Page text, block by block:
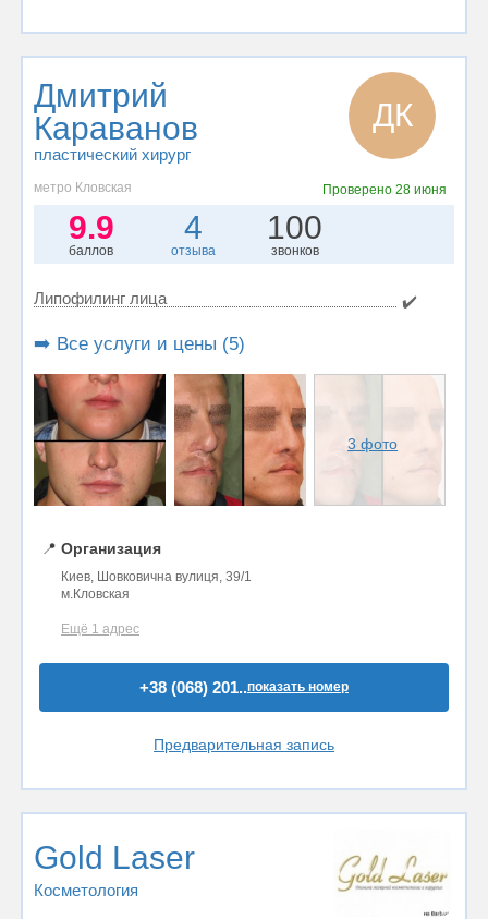
Дмитрий
Караванов
пластический хирург
ДК
метро Кловская Проверено 28 июня
9.9
баллов
4
отзыва
100
звонков
Липофилинг лица ✔️
➡️ Все услуги и цены (5)
3 фото
📍 Организация
Киев, Шовковична вулиця, 39/1
м.Кловская
Ещё 1 адрес
+38 (068) 201..показать номер
Предварительная запись
Gold Laser
Косметология